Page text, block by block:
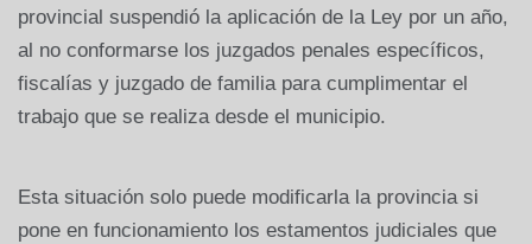
provincial suspendió la aplicación de la Ley por un año,
al no conformarse los juzgados penales específicos,
fiscalías y juzgado de familia para cumplimentar el
trabajo que se realiza desde el municipio.
Esta situación solo puede modificarla la provincia si
pone en funcionamiento los estamentos judiciales que